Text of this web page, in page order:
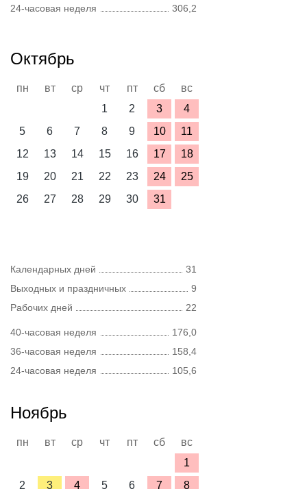
24-часовая неделя
306,2
Октябрь
пн вт ср чт пт сб
вс
1
2 3
4
5
6 7 8 9 10
11
12
13 14 15 16 17
18
19
20 21 22 23 24
25
26
27 28 29 30 31
Календарных дней
31
Выходных и праздничных
9
Рабочих дней
22
40-часовая неделя
176,0
36-часовая неделя
158,4
24-часовая неделя
105,6
Ноябрь
пн вт ср чт пт сб
вс
1
2
3 4 5 6 7 8